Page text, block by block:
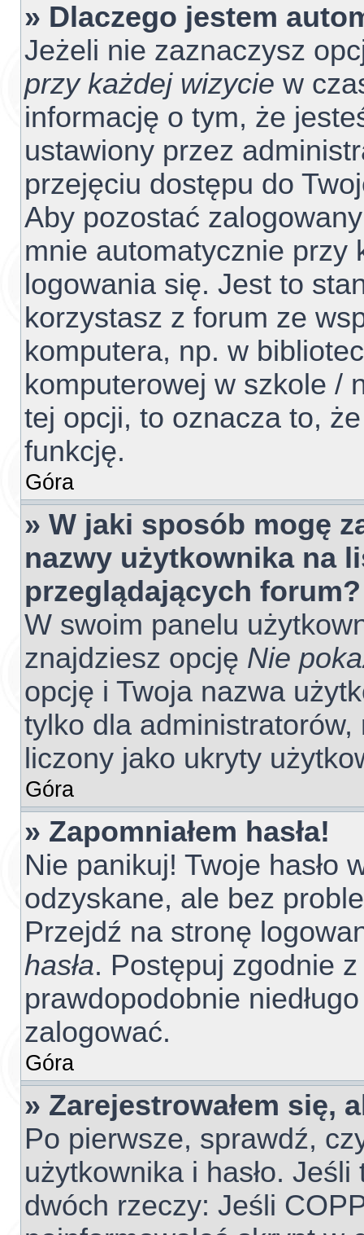
» Dlaczego jestem
Jeżeli nie zaznaczysz
przy każdej wizycie w
informację o tym, że
ustawiony przez
przejęciu dostępu do
Aby pozostać
mnie automatycznie przy
logowania się. Jest to
korzystasz z forum ze
komputera, np. w
komputerowej w szkole /
tej opcji, to oznacza to,
funkcję.
Góra
» W jaki sposób mogę
nazwy użytkownika na
przeglądających forum?
W swoim panelu
znajdziesz opcję Nie
opcję i Twoja nazwa
tylko dla
liczony jako ukryty
Góra
» Zapomniałem hasła!
Nie panikuj! Twoje hasło
odzyskane, ale bez
Przejdź na stronę
hasła. Postępuj zgodnie
prawdopodobnie
zalogować.
Góra
» Zarejestrowałem się,
Po pierwsze, sprawdź,
użytkownika i hasło.
dwóch rzeczy: Jeśli